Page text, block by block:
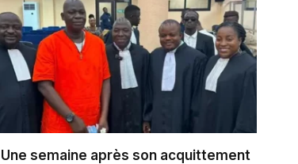
Une semaine après son acquittement